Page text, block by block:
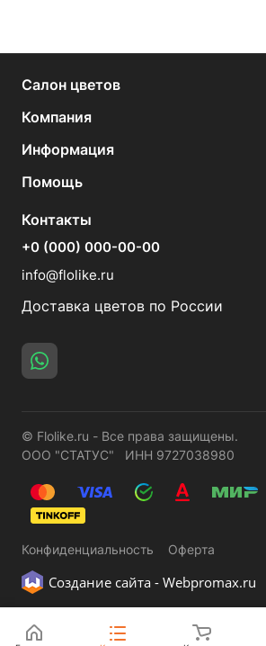
Салон цветов
Компания
Информация
Помощь
Контакты
+0 (000) 000-00-00
info@flolike.ru
Доставка цветов по России
© Flolike.ru - Все права защищены.
ООО "СТАТУС" ИНН 9727038980
Конфиденциальность Оферта
Создание сайта - Webpromax.ru